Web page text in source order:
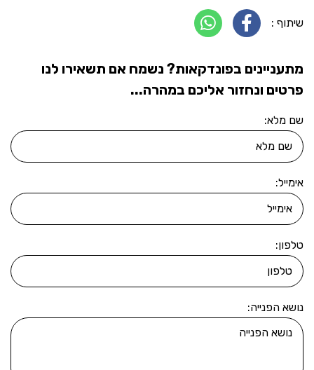
שיתוף :
מתעניינים בפונדקאות? נשמח אם תשאירו לנו
פרטים ונחזור אליכם במהרה...
שם מלא:
אימייל:
טלפון:
נושא הפנייה: